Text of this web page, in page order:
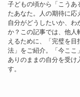
子どもの頃から「こうあ
たあなた。人の期待に応
自分がどうしたいか、わ
か？この記事では、他人
えるために、「完璧を
法」をご紹介。「今ここ
ありのままの自分を受け
す。